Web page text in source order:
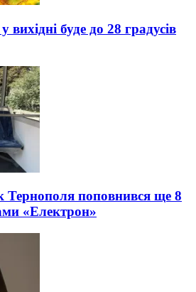
буде до 28 градусів
Тернополя поповнився ще 8
«Електрон»